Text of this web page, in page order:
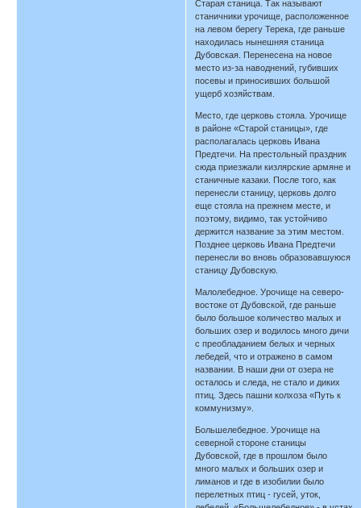
Старая станица. Так называют
станичники урочище, расположенное
на левом берегу Терека, где раньше
находилась нынешняя станица
Дубовская. Перенесена на новое
место из-за наводнений, губивших
посевы и приносивших большой
ущерб хозяйствам.
Место, где церковь стояла. Урочище
в районе «Старой станицы», где
располагалась церковь Ивана
Предтечи. На престольный праздник
сюда приезжали кизлярские армяне и
станичные казаки. После того, как
перенесли станицу, церковь долго
еще стояла на прежнем месте, и
поэтому, видимо, так устойчиво
держится название за этим местом.
Позднее церковь Ивана Предтечи
перенесли во вновь образовавшуюся
станицу Дубовскую.
Малолебедное. Урочище на северо-
востоке от Дубовской, где раньше
было большое количество малых и
больших озер и водилось много дичи
с преобладанием белых и черных
лебедей, что и отражено в самом
названии. В наши дни от озера не
осталось и следа, не стало и диких
птиц. Здесь пашни колхоза «Путь к
коммунизму».
Большелебедное. Урочище на
северной стороне станицы
Дубовской, где в прошлом было
много малых и больших озер и
лиманов и где в изобилии было
перелетных птиц - гусей, уток,